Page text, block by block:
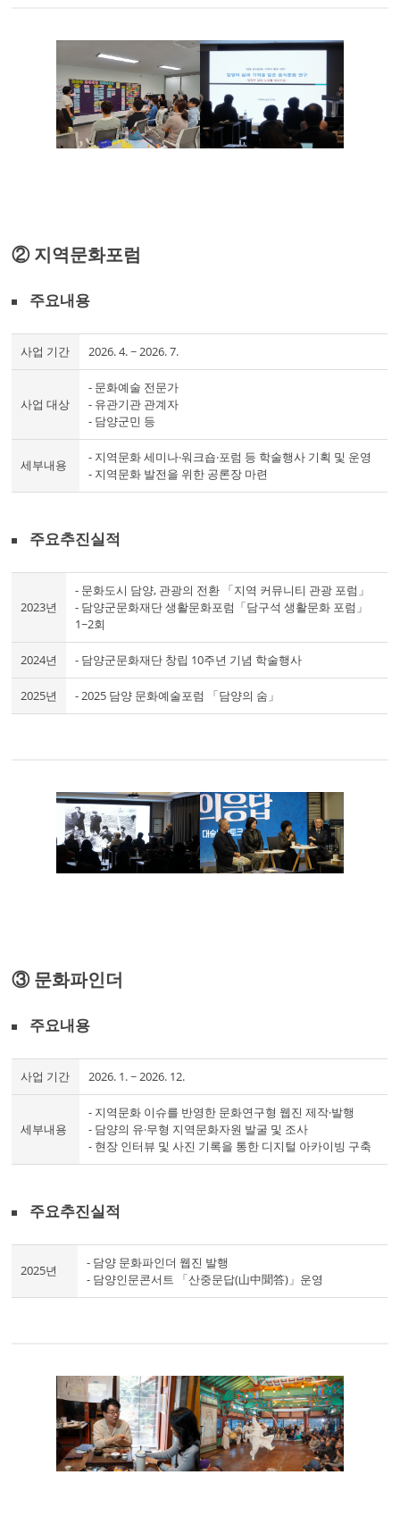
② 지역문화포럼
주요내용
사업 기간 2026. 4. ~ 2026. 7.
사업 대상
- 문화예술 전문가
- 유관기관 관계자
- 담양군민 등
세부내용
- 지역문화 세미나·워크숍·포럼 등 학술행사 기획 및 운영
- 지역문화 발전을 위한 공론장 마련
주요추진실적
2023년
- 문화도시 담양, 관광의 전환 「지역 커뮤니티 관광 포럼」
- 담양군문화재단 생활문화포럼「담구석 생활문화 포럼」
1~2회
2024년 - 담양군문화재단 창립 10주년 기념 학술행사
2025년 - 2025 담양 문화예술포럼 「담양의 숨」
③ 문화파인더
주요내용
사업 기간 2026. 1. ~ 2026. 12.
세부내용
- 지역문화 이슈를 반영한 문화연구형 웹진 제작·발행
- 담양의 유·무형 지역문화자원 발굴 및 조사
- 현장 인터뷰 및 사진 기록을 통한 디지털 아카이빙 구축
주요추진실적
2025년
- 담양 문화파인더 웹진 발행
- 담양인문콘서트 「산중문답(山中聞答)」운영